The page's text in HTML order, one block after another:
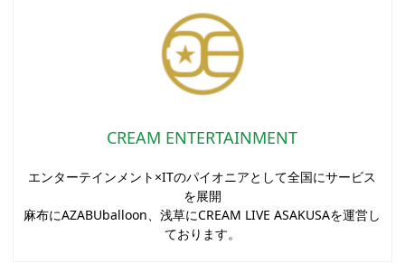
CREAM ENTERTAINMENT
エンターテインメント×ITのパイオニアとして全国にサービス
を展開
麻布にAZABUballoon、浅草にCREAM LIVE ASAKUSAを運営し
ております。